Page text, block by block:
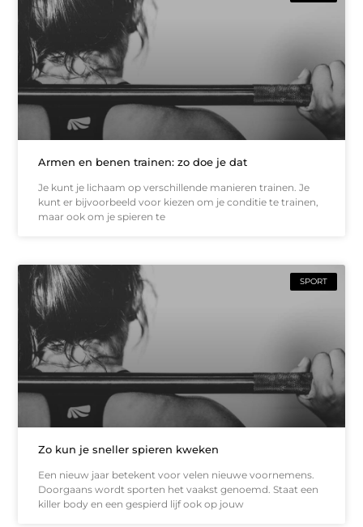
Armen en benen trainen: zo doe je dat
Je kunt je lichaam op verschillende manieren trainen. Je
kunt er bijvoorbeeld voor kiezen om je conditie te trainen,
maar ook om je spieren te
SPORT
Zo kun je sneller spieren kweken
Een nieuw jaar betekent voor velen nieuwe voornemens.
Doorgaans wordt sporten het vaakst genoemd. Staat een
killer body en een gespierd lijf ook op jouw